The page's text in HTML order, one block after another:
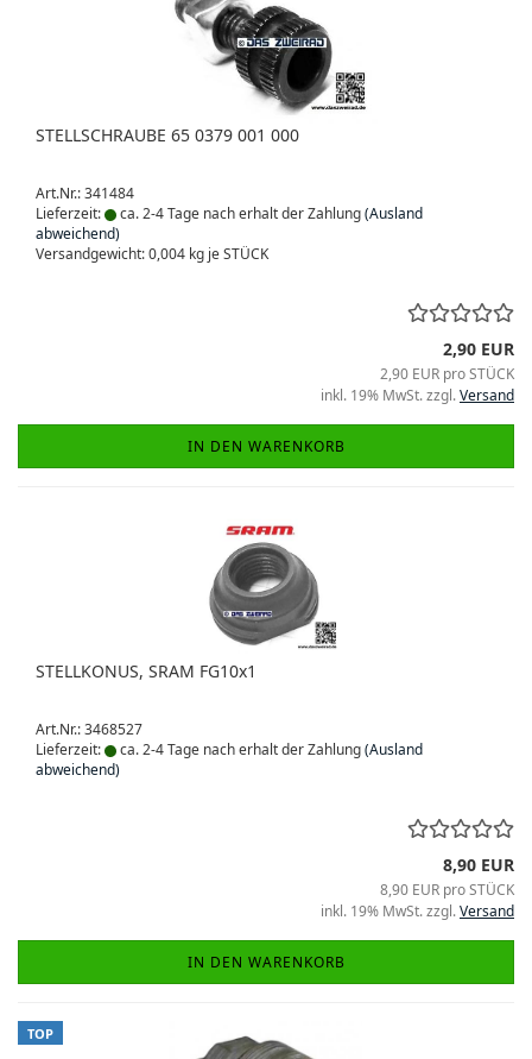
STELLSCHRAUBE 65 0379 001 000
Art.Nr.: 341484
Lieferzeit:
ca. 2-4 Tage nach erhalt der Zahlung(Ausland
abweichend)
Versandgewicht:0,004 kg je STÜCK
2,90 EUR
2,90 EUR pro STÜCK
inkl. 19% MwSt. zzgl.Versand
IN DEN WARENKORB
STELLKONUS, SRAM FG10x1
Art.Nr.: 3468527
Lieferzeit:
ca. 2-4 Tage nach erhalt der Zahlung(Ausland
abweichend)
8,90 EUR
8,90 EUR pro STÜCK
inkl. 19% MwSt. zzgl.Versand
IN DEN WARENKORB
TOP